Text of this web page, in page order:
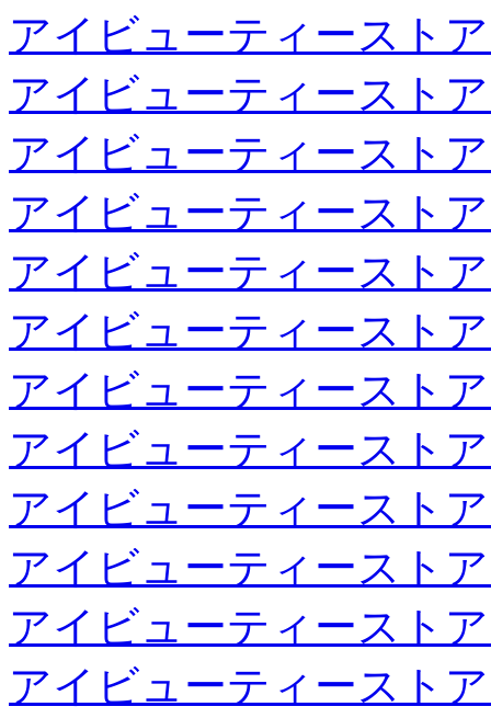
アイビューティースト
アイビューティースト
アイビューティースト
アイビューティースト
アイビューティースト
アイビューティースト
アイビューティースト
アイビューティースト
アイビューティースト
アイビューティースト
アイビューティースト
アイビューティースト